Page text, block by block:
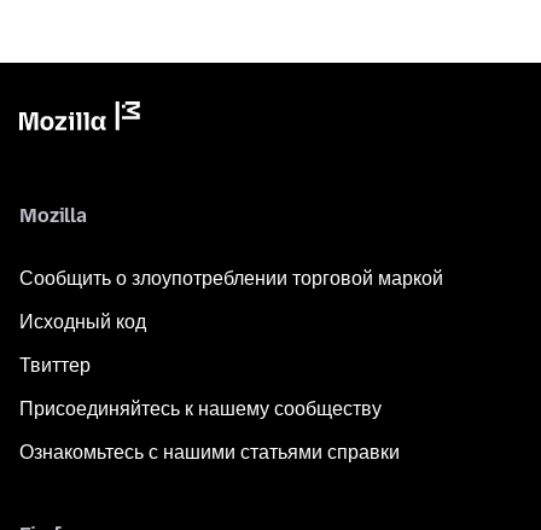
Mozilla
Сообщить о злоупотреблении торговой маркой
Исходный код
Твиттер
Присоединяйтесь к нашему сообществу
Ознакомьтесь с нашими статьями справки